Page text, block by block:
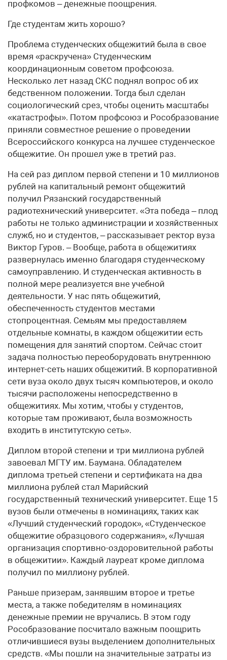
профкомов – денежные поощрения.
Где студентам жить хорошо?
Проблема студенческих общежитий была в свое
время «раскручена» Студенческим
координационным советом профсоюза.
Несколько лет назад СКС поднял вопрос об их
бедственном положении. Тогда был сделан
социологический срез, чтобы оценить масштабы
«катастрофы». Потом профсоюз и Рособразование
приняли совместное решение о проведении
Всероссийского конкурса на лучшее студенческое
общежитие. Он прошел уже в третий раз.
На сей раз диплом первой степени и 10 миллионов
рублей на капитальный ремонт общежитий
получил Рязанский государственный
радиотехнический университет. «Эта победа – плод
работы не только администрации и хозяйственных
служб, но и студентов, – рассказывает ректор вуза
Виктор Гуров. – Вообще, работа в общежитиях
развернулась именно благодаря студенческому
самоуправлению. И студенческая активность в
полной мере реализуется вне учебной
деятельности. У нас пять общежитий,
обеспеченность студентов местами
стопроцентная. Семьям мы предоставляем
отдельные комнаты, в каждом общежитии есть
помещения для занятий спортом. Сейчас стоит
задача полностью переоборудовать внутреннюю
интернет-сеть наших общежитий. В корпоративной
сети вуза около двух тысяч компьютеров, и около
тысячи расположены непосредственно в
общежитиях. Мы хотим, чтобы у студентов,
которые там проживают, была возможность
входить в институтскую сеть».
Диплом второй степени и три миллиона рублей
завоевал МГТУ им. Баумана. Обладателем
диплома третьей степени и сертификата на два
миллиона рублей стал Марийский
государственный технический университет. Еще 15
вузов были отмечены в номинациях, таких как
«Лучший студенческий городок», «Студенческое
общежитие образцового содержания», «Лучшая
организация спортивно-оздоровительной работы
в общежитии». Каждый лауреат кроме диплома
получил по миллиону рублей.
Раньше призерам, занявшим второе и третье
места, а также победителям в номинациях
денежные премии не вручались. В этом году
Рособразование посчитало важным поощрить
отличившиеся вузы выделением дополнительных
средств. «Мы пошли на значительные затраты из